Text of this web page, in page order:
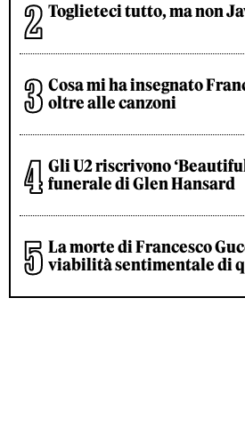
Toglieteci tutto, ma non
Cosa mi ha insegnato
oltre alle canzoni
Gli U2 riscrivono
funerale di Glen Hansard
La morte di Francesco
viabilità sentimentale di